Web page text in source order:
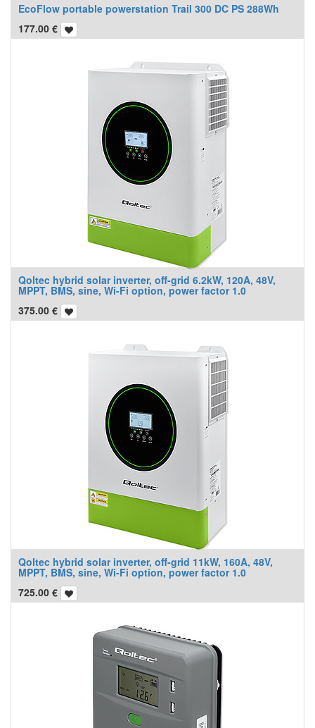
EcoFlow portable powerstation Trail 300 DC PS 288Wh
177.00 €
Qoltec hybrid solar inverter, off-grid 6.2kW, 120A, 48V,
MPPT, BMS, sine, Wi-Fi option, power factor 1.0
375.00 €
Qoltec hybrid solar inverter, off-grid 11kW, 160A, 48V,
MPPT, BMS, sine, Wi-Fi option, power factor 1.0
725.00 €